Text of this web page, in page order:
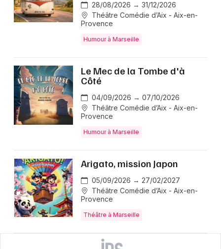
28/08/2026 → 31/12/2026
Théâtre Comédie d’Aix - Aix-en-
Provence
Humour à Marseille
Le Mec de la Tombe d'à
Côté
04/09/2026 → 07/10/2026
Théâtre Comédie d’Aix - Aix-en-
Provence
Humour à Marseille
Arigato, mission Japon
05/09/2026 → 27/02/2027
Théâtre Comédie d’Aix - Aix-en-
Provence
Théâtre à Marseille